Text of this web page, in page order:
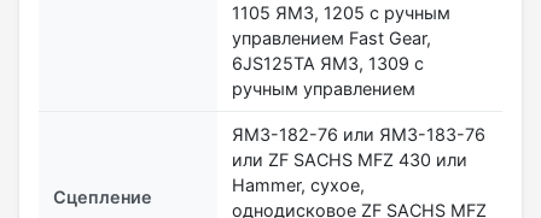
1105 ЯМЗ, 1205 с ручным
управлением Fast Gear,
6JS125ТА ЯМЗ, 1309 с
ручным управлением
Сцепление
ЯМЗ-182-76 или ЯМЗ-183-76
или ZF SACHS MFZ 430 или
Hammer, сухое,
однодисковое ZF SACHS MFZ